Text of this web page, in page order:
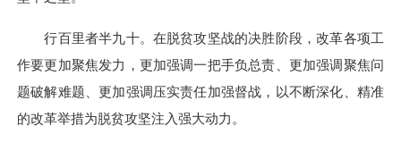
行百里者半九十。在脱贫攻坚战的决胜阶段，改革各项工
作要更加聚焦发力，更加强调一把手负总责、更加强调聚焦问
题破解难题、更加强调压实责任加强督战，以不断深化、精准
的改革举措为脱贫攻坚注入强大动力。